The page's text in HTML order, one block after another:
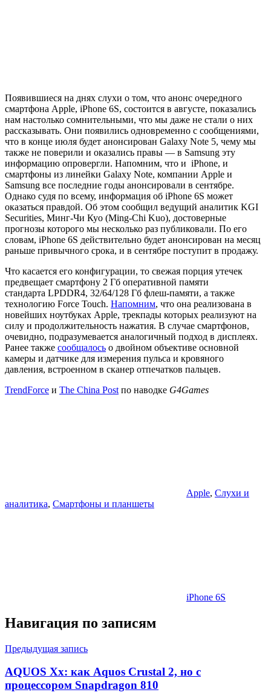
Появившиеся на днях слухи о том, что анонс очередного
смартфона Apple, iPhone 6S, состоится в августе, показались
нам настолько сомнительными, что мы даже не стали о них
рассказывать. Они появились одновременно с сообщениями,
что в конце июля будет анонсирован Galaxy Note 5, чему мы
также не поверили и оказались правы — в Samsung эту
информацию опровергли. Напомним, что и iPhone, и
смартфоны из линейки Galaxy Note, компании Apple и
Samsung все последние годы анонсировали в сентябре.
Однако судя по всему, информация об iPhone 6S может
оказаться правдой. Об этом сообщил ведущий аналитик KGI
Securities, Минг-Чи Куо (Ming-Chi Kuo), достоверные
прогнозы которого мы несколько раз публиковали. По его
словам, iPhone 6S действительно будет анонсирован на месяц
раньше привычного срока, и в сентябре поступит в продажу.
Что касается его конфигурации, то свежая порция утечек
предвещает смартфону 2 Гб оперативной памяти
стандарта LPDDR4, 32/64/128 Гб флеш-памяти, а также
технологию Force Touch. Напомним, что она реализована в
новейших ноутбуках Apple, трекпады которых реализуют на
силу и продолжительность нажатия. В случае смартфонов,
очевидно, подразумевается аналогичный подход в дисплеях.
Ранее также сообщалось о двойном объективе основной
камеры и датчике для измерения пульса и кровяного
давления, встроенном в сканер отпечатков пальцев.
TrendForce и The China Post по наводке G4Games
Apple, Слухи и
аналитика, Смартфоны и планшеты
iPhone 6S
Навигация по записям
Предыдущая запись
AQUOS Xx: как Aquos Crustal 2, но с
процессором Snapdragon 810